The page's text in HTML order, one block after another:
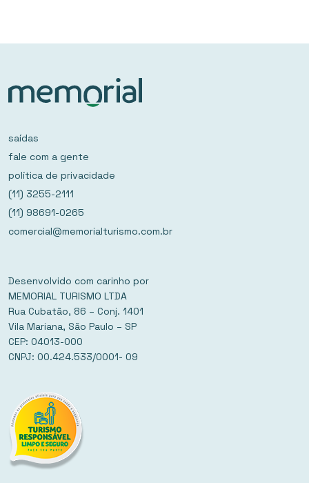
saídas
fale com a gente
política de privacidade
(11) 3255-2111
(11) 98691-0265
comercial@memorialturismo.com.br
Desenvolvido com carinho por
MEMORIAL TURISMO LTDA
Rua Cubatão, 86 – Conj. 1401
Vila Mariana, São Paulo – SP
CEP: 04013-000
CNPJ: 00.424.533/0001- 09